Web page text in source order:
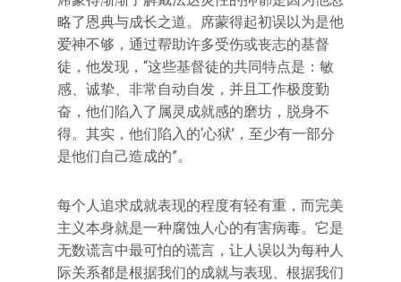
略了恩典与成长之道。席蒙得起初误以为是他
爱神不够，通过帮助许多受伤或丧志的基督
徒，他发现，“这些基督徒的共同特点是：敏
感、诚挚、非常自动自发，并且工作极度勤
奋，他们陷入了属灵成就感的磨坊，脱身不
得。其实，他们陷入的‘心狱’，至少有一部分
是他们自己造成的”。
每个人追求成就表现的程度有轻有重，而完美
主义本身就是一种腐蚀人心的有害病毒。它是
无数谎言中最可怕的谎言，让人误以为每种人
际关系都是根据我们的成就与表现、根据我们